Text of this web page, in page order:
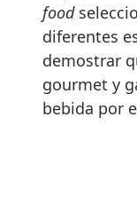
food
diferentes
demostrar
gourmet y
bebida por